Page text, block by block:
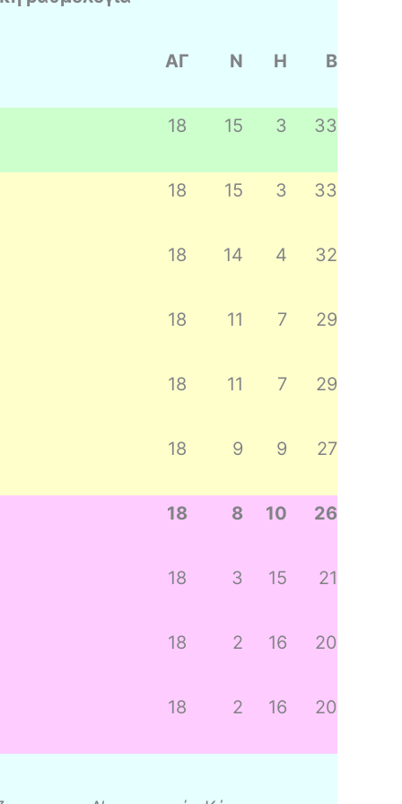
ΑΓ Ν Η Β
18 15 3 33
18 15 3 33
18 14 4 32
18 11 7 29
18 11 7 29
18 9 9 27
18 8 10 26
18 3 15 21
18 2 16 20
18 2 16 20